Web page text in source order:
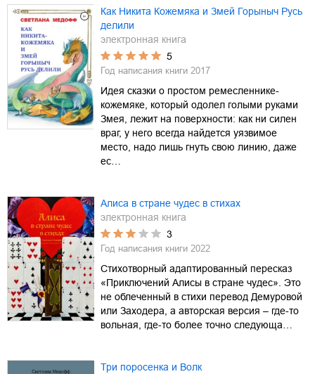
Как Никита Кожемяка и Змей Горыныч Русь
делили
электронная книга
5
Год написания книги 2017
Идея сказки о простом ремесленнике-
кожемяке, который одолел голыми руками
Змея, лежит на поверхности: как ни силен
враг, у него всегда найдется уязвимое
место, надо лишь гнуть свою линию, даже
ес…
Алиса в стране чудес в стихах
электронная книга
3
Год написания книги 2022
Стихотворный адаптированный пересказ
«Приключений Алисы в стране чудес». Это
не облеченный в стихи перевод Демуровой
или Заходера, а авторская версия – где-то
вольная, где-то более точно следующа…
Три поросенка и Волк